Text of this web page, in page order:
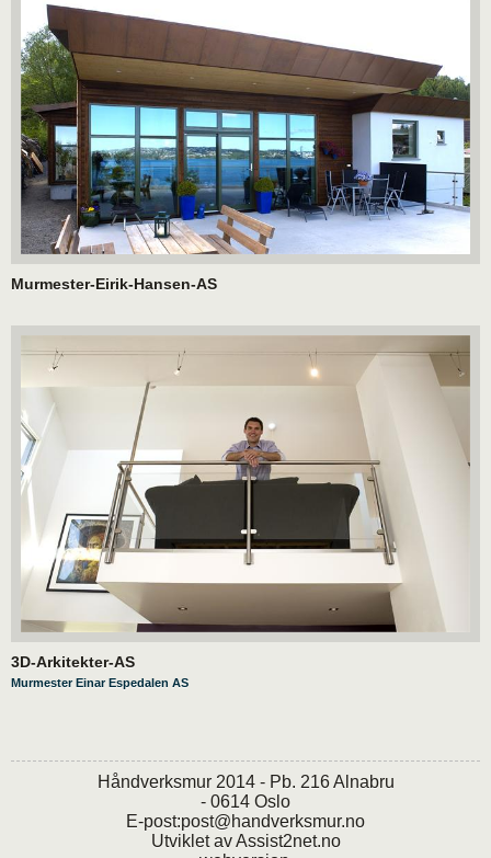
Murmester-Eirik-Hansen-AS
3D-Arkitekter-AS
Murmester Einar Espedalen AS
Håndverksmur 2014 - Pb. 216 Alnabru
- 0614 Oslo
E-post:post@handverksmur.no
Utviklet avAssist2net.no